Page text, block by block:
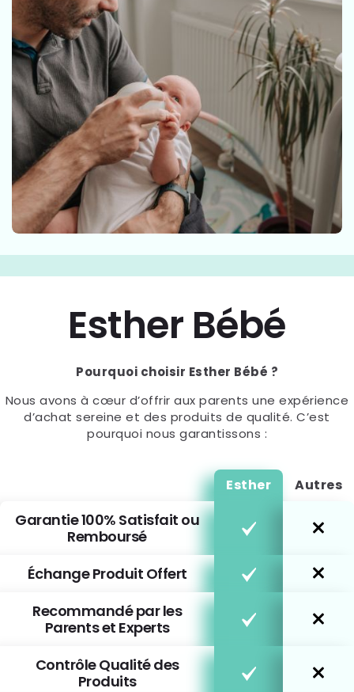
Esther Bébé
Pourquoi choisir Esther Bébé ?
Nous avons à cœur d’offrir aux parents une expérience
d’achat sereine et des produits de qualité. C’est
pourquoi nous garantissons :
Esther Autres
Garantie 100% Satisfait ou
Remboursé
Échange Produit Offert
Recommandé par les
Parents et Experts
Contrôle Qualité des
Produits